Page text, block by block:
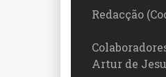
Redacção
Artur de